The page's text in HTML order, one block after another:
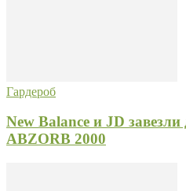
Гардероб
New Balance и JD завезли
ABZORB 2000